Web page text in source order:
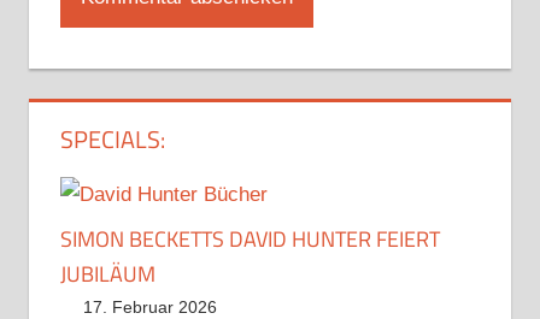
SPECIALS:
SIMON BECKETTS DAVID HUNTER FEIERT
JUBILÄUM
17. Februar 2026